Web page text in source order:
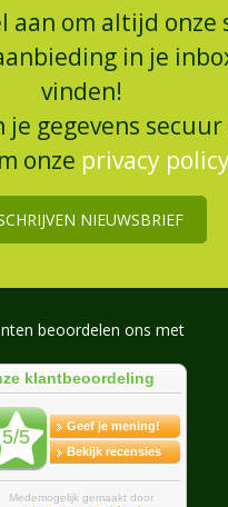
aan om altijd onze
in je
vinden!
je gegevens secuur
onze privacy
NIEUWSBRIEF
beoordelen ons met